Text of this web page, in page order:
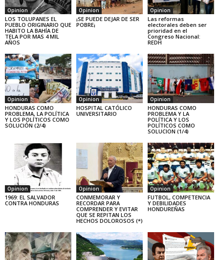
Opinion
LOS TOLUPANES EL
PUEBLO ORIGINARIO QUE
HABITO LA BAHÍA DE
TELA POR MAS 4 MIL
AÑOS
Opinion
¡SE PUEDE DEJAR DE SER
POBRE¡
Opinion
Las reformas
electorales deben ser
prioridad en el
Congreso Nacional:
REDH
Opinion
HONDURAS COMO
PROBLEMA, LA POLÍTICA
Y LOS POLÍTICOS COMO
SOLUCIÓN (2/4)
Opinion
HOSPITAL CATÓLICO
UNIVERSITARIO
Opinion
HONDURAS COMO
PROBLEMA Y LA
POLÍTICA Y LOS
POLÍTICOS COMO
SOLUCION (1/4)
Opinion
1969: EL SALVADOR
CONTRA HONDURAS
Opinion
CONMEMORAR Y
RECORDAR PARA
COMPRENDER Y EVITAR
QUE SE REPITAN LOS
HECHOS DOLOROSOS (*)
Opinion
FUTBOL, COMPETENCIA
Y DEBILIDADES
HONDUREÑAS